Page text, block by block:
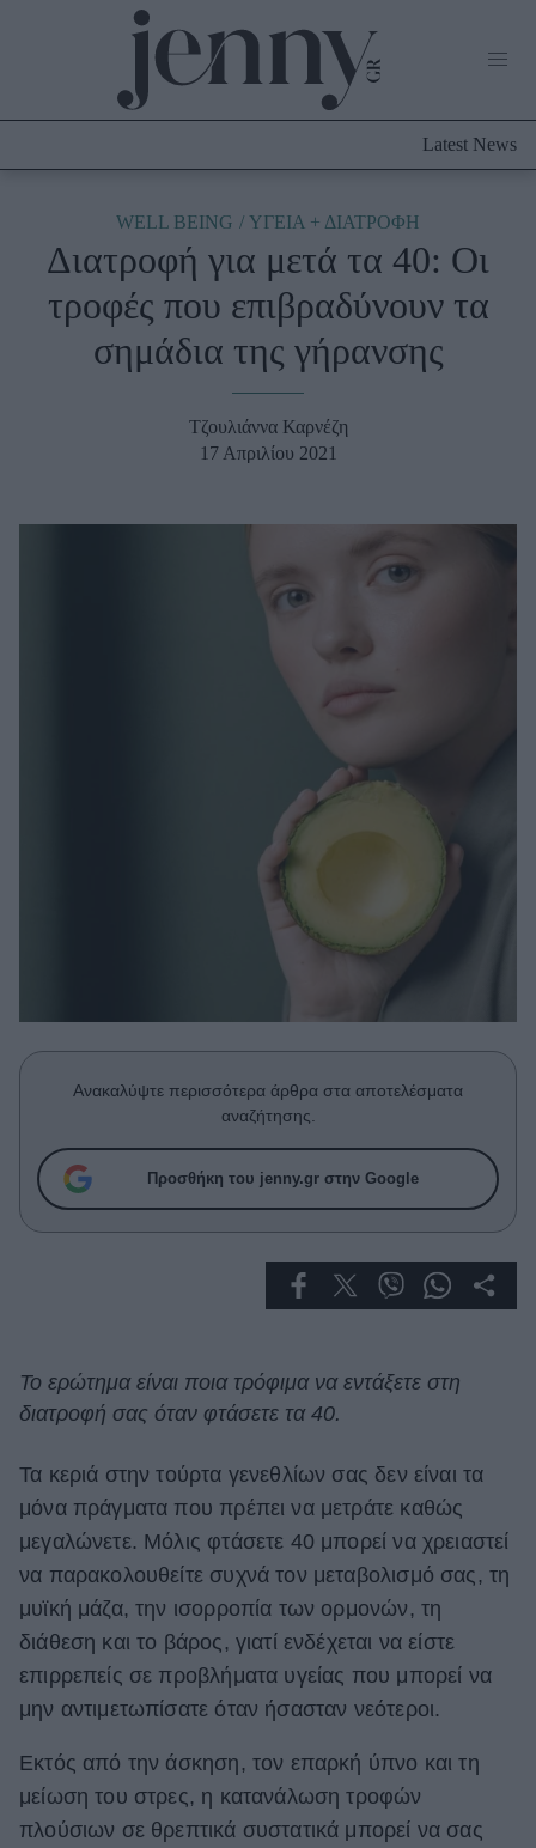
Culture
Fashion
Shopping
Styling Tips
Beauty - Ομορφιά
Μαλλιά - Νύχια
Πρόσωπα
Celebrities
True Stories
Ask the Guru
Success Stories
Living
Cooking
Green
Αφιερώματα
ΒΟΞ
Women's Forum
Latest News
WELL BEING ΥΓΕΙΑ + ΔΙΑΤΡΟΦΗ
Διατροφή για μετά τα 40: Οι
τροφές που επιβραδύνουν τα
σημάδια της γήρανσης
Τζουλιάννα Καρνέζη
17 Απριλίου 2021
Ανακαλύψτε περισσότερα άρθρα στα αποτελέσματα
αναζήτησης.
Προσθήκη του jenny.gr στην Google
Το ερώτημα είναι ποια τρόφιμα να εντάξετε στη
διατροφή σας όταν φτάσετε τα 40.
Τα κεριά στην τούρτα γενεθλίων σας δεν είναι τα
μόνα πράγματα που πρέπει να μετράτε καθώς
μεγαλώνετε. Μόλις φτάσετε 40 μπορεί να χρειαστεί
να παρακολουθείτε συχνά τον μεταβολισμό σας, τη
μυϊκή μάζα, την ισορροπία των ορμονών, τη
διάθεση και το βάρος, γιατί ενδέχεται να είστε
επιρρεπείς σε προβλήματα υγείας που μπορεί να
μην αντιμετωπίσατε όταν ήσασταν νεότεροι.
Εκτός από την άσκηση, τον επαρκή ύπνο και τη
μείωση του στρες, η κατανάλωση τροφών
πλούσιων σε θρεπτικά συστατικά μπορεί να σας